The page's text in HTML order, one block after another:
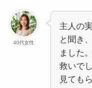
40代女性
主人の
と聞き
ました
救いで
見ても